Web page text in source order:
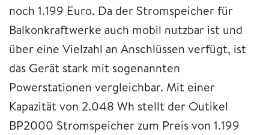
noch 1.199 Euro. Da der Stromspeicher für
Balkonkraftwerke auch mobil nutzbar ist und
über eine Vielzahl an Anschlüssen verfügt, ist
das Gerät stark mit sogenannten
Powerstationen vergleichbar. Mit einer
Kapazität von 2.048 Wh stellt der Outikel
BP2000 Stromspeicher zum Preis von 1.199